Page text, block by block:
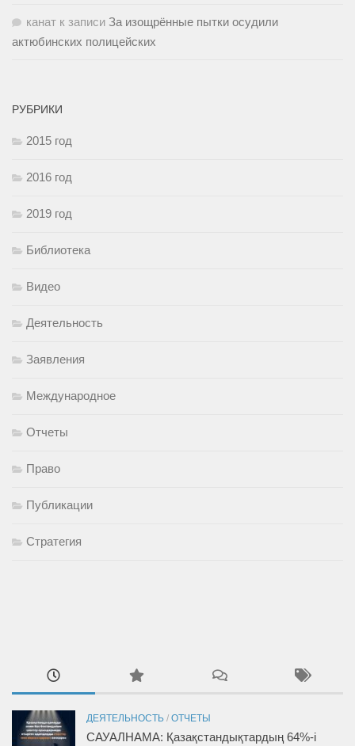
канат к записи За изощрённые пытки осудили
актюбинских полицейских
РУБРИКИ
2015 год
2016 год
2019 год
Библиотека
Видео
Деятельность
Заявления
Международное
Отчеты
Право
Публикации
Стратегия
ДЕЯТЕЛЬНОСТЬ / ОТЧЕТЫ
САУАЛНАМА: Қазақстандықтардың 64%-і